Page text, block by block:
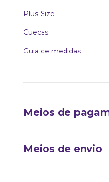
Plus-Size
Cuecas
Guia de medidas
Meios de
Meios de envio